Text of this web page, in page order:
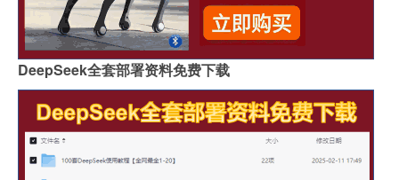
DeepSeek全套部署资料免费下载